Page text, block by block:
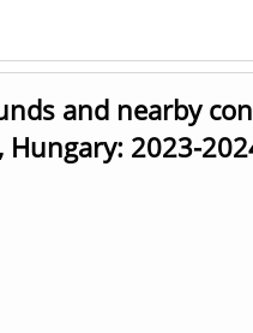
and nearby
2023-